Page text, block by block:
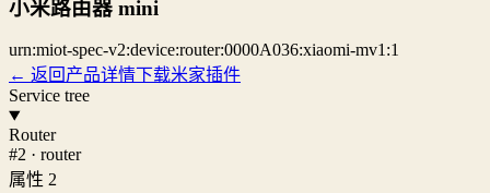
小米路由器 mini
urn:miot-spec-v2:device:router:0000A036:xiaomi-mv1:1
← 返回产品详情下载米家插件
Service tree
Router
#2 · router
属性 2